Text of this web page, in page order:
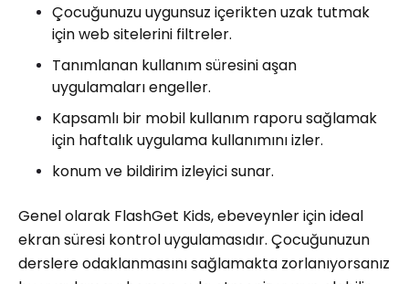
Çocuğunuzu uygunsuz içerikten uzak tutmak
için web sitelerini filtreler.
Tanımlanan kullanım süresini aşan
uygulamaları engeller.
Kapsamlı bir mobil kullanım raporu sağlamak
için haftalık uygulama kullanımını izler.
konum ve bildirim izleyici sunar.
Genel olarak FlashGet Kids, ebeveynler için ideal
ekran süresi kontrol uygulamasıdır. Çocuğunuzun
derslere odaklanmasını sağlamakta zorlanıyorsanız